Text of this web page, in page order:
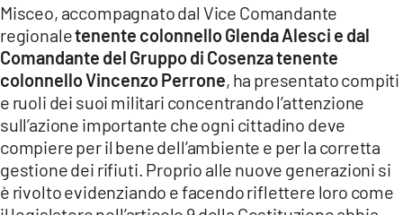
ANDROID
APPLE
Misceo, accompagnato dal Vice Comandante
regionaletenente colonnello Glenda Alesci e dal
Comandante del Gruppo di Cosenzatenente
colonnelloVincenzo Perrone, ha presentato compiti
e ruoli dei suoi militari concentrando l’attenzione
sull’azione importante che ogni cittadino deve
compiere per il bene dell’ambiente e per la corretta
gestione dei rifiuti. Proprio alle nuove generazioni si
è rivolto evidenziando e facendo riflettere loro come